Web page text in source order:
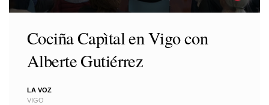
minutes,
Cociña Capìtal en Vigo con
Alberte Gutiérrez
LA VOZ
VIGO